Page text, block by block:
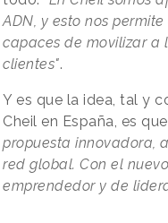
ADN, y esto nos
capaces de movilizar a
clientes".
Y es que la idea, tal y
Cheil en España, es
propuesta innovadora,
red global. Con el
emprendedor y de